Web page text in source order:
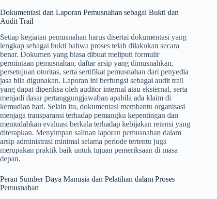
Dokumentasi dan Laporan Pemusnahan sebagai Bukti dan
Audit Trail
Setiap kegiatan pemusnahan harus disertai dokumentasi yang
lengkap sebagai bukti bahwa proses telah dilakukan secara
benar. Dokumen yang biasa dibuat meliputi formulir
permintaan pemusnahan, daftar arsip yang dimusnahkan,
persetujuan otoritas, serta sertifikat pemusnahan dari penyedia
jasa bila digunakan. Laporan ini berfungsi sebagai audit trail
yang dapat diperiksa oleh auditor internal atau eksternal, serta
menjadi dasar pertanggungjawaban apabila ada klaim di
kemudian hari. Selain itu, dokumentasi membantu organisasi
menjaga transparansi terhadap pemangku kepentingan dan
memudahkan evaluasi berkala terhadap kebijakan retensi yang
diterapkan. Menyimpan salinan laporan pemusnahan dalam
arsip administrasi minimal selama periode tertentu juga
merupakan praktik baik untuk tujuan pemeriksaan di masa
depan.
Peran Sumber Daya Manusia dan Pelatihan dalam Proses
Pemusnahan